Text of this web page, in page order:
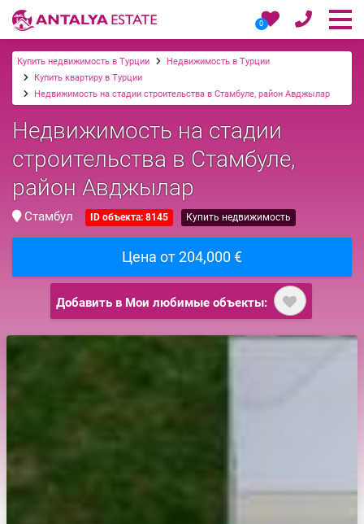
0
Купить недвижимость в Турции
Недвижимость в Турции
Купить квартиру в Турции
Недвижимость на стадии строительства в Стамбуле, район Авджылар
Недвижимость на стадии
строительства в Стамбуле,
район Авджылар
Стамбул ID объекта: 8145 Купить недвижимость
Цена от 204,000 €
Добавить в Мои любимые объекты: